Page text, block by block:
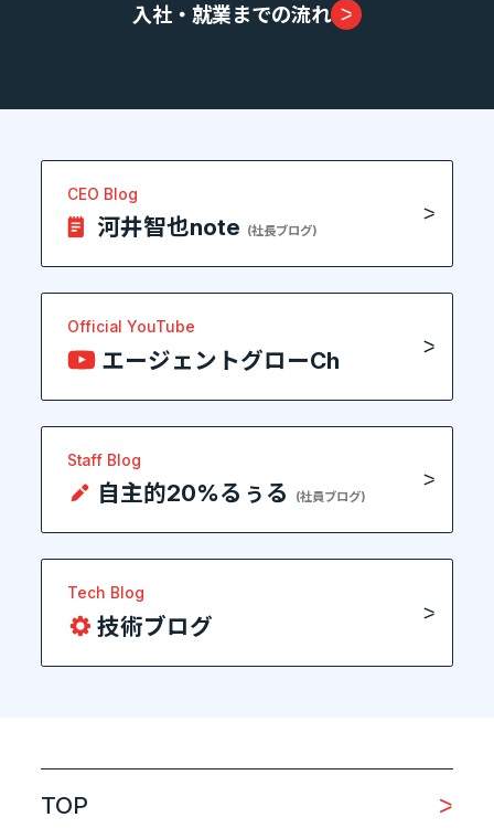
入社・就業までの流れ
CEO Blog
河井智也note (社長ブログ)
Official YouTube
エージェントグローCh
Staff Blog
自主的20%るぅる (社員ブログ)
Tech Blog
技術ブログ
TOP